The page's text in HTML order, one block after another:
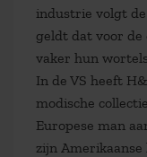
industrie volgt
geldt dat voor
vaker hun
In de VS heeft
modische
Europese man
zijn